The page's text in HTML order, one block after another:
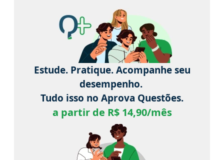
Estude. Pratique. Acompanhe seu
desempenho.
Tudo isso no Aprova Questões.
a partir de R$ 14,90/mês